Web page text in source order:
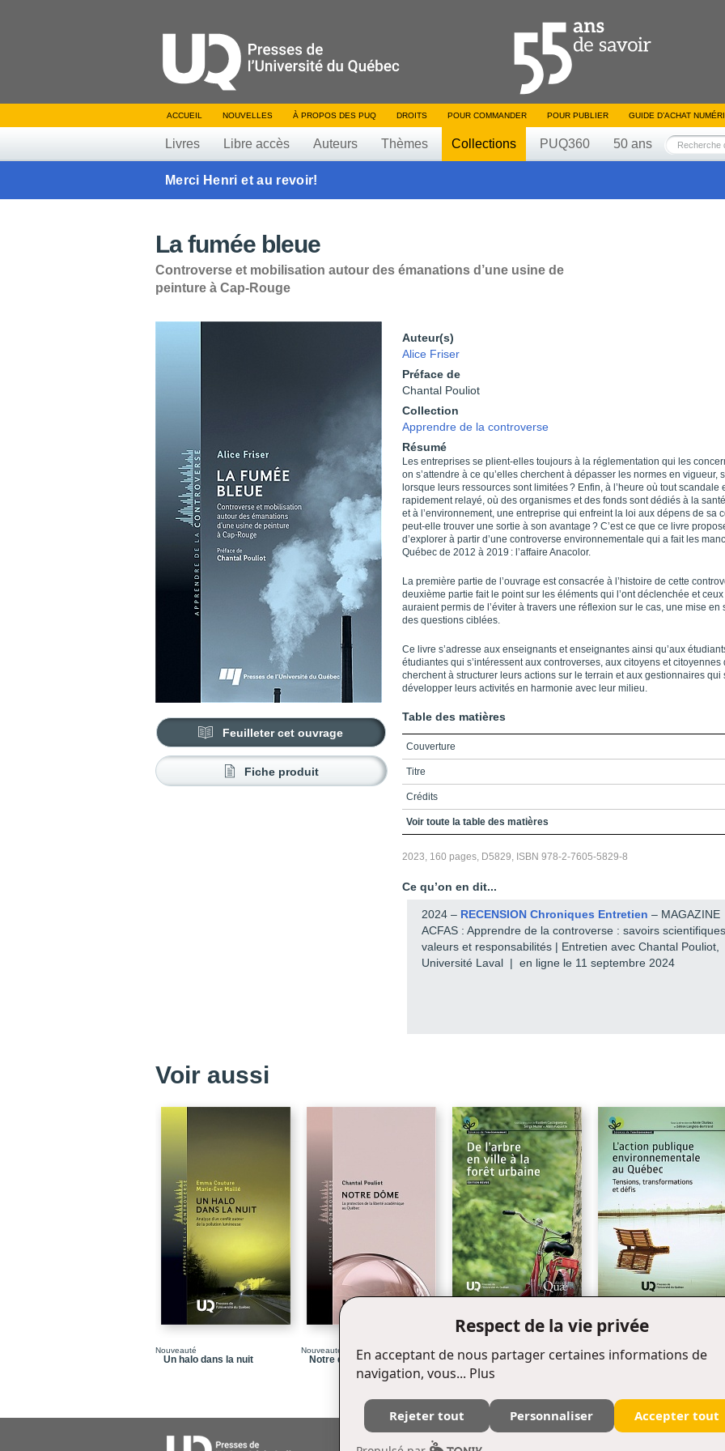
ACCUEIL NOUVELLES À PROPOS DES PUQ DROITS POUR COMMANDER POUR PUBLIER GUIDE D’ACHAT
Livres Libre accès Auteurs Thèmes Collections PUQ360 50 ans
Merci Henri et au revoir!
La fumée bleue
Controverse et mobilisation autour des émanations d’une usine de
peinture à Cap-Rouge
Feuilleter cet ouvrage
Fiche produit
Auteur(s)
Alice Friser
Préface de
Chantal Pouliot
Collection
Apprendre de la controverse
Résumé
Les entreprises se plient-elles toujours à la réglementation qui les
on s’attendre à ce qu’elles cherchent à dépasser les normes en vigueur,
lorsque leurs ressources sont limitées ? Enfin, à l’heure où tout scandale
rapidement relayé, où des organismes et des fonds sont dédiés à la
et à l’environnement, une entreprise qui enfreint la loi aux dépens de sa
peut-elle trouver une sortie à son avantage ? C’est ce que ce livre
d’explorer à partir d’une controverse environnementale qui a fait les
Québec de 2012 à 2019 : l’affaire Anacolor.
La première partie de l’ouvrage est consacrée à l’histoire de cette
deuxième partie fait le point sur les éléments qui l’ont déclenchée et ceux
auraient permis de l’éviter à travers une réflexion sur le cas, une mise en
des questions ciblées.
Ce livre s’adresse aux enseignants et enseignantes ainsi qu’aux
étudiantes qui s’intéressent aux controverses, aux citoyens et citoyennes
cherchent à structurer leurs actions sur le terrain et aux gestionnaires qui
développer leurs activités en harmonie avec leur milieu.
Table des matières
Couverture
Titre
Crédits
Préface
Table des matières
Liste des encadrés et figures
Chronologie
Conversation avec Pierre A. Bélanger et Louis Beaupré
PARTIE B / APPRENTISSAGES
Réflexion sur le cas
Mise en situation
Questions ciblées
Solutionnaire
Bibliographie
Quatrième de couverture
Voir toute la table des matières
2023, 160 pages, D5829, ISBN 978-2-7605-5829-8
Ce qu’on en dit...
2024 – RECENSION Chroniques Entretien – MAGAZINE
ACFAS : Apprendre de la controverse : savoirs scientifiques,
valeurs et responsabilités | Entretien avec Chantal Pouliot,
Université Laval | en ligne le 11 septembre 2024
Voir aussi
Nouveauté
Un halo dans la nuit
Nouveauté
Notre dôme
Nouveauté/Libre accès
De l'arbre en ville à la forêt
Nouveauté
Québec
Édifice Fleurie, 480, de La Chapelle, bureau F015, Québec (Québec) Canada G1K 0B6
Respect de la vie privée
En acceptant de nous partager certaines informations de
navigation, vous... Plus
Rejeter tout Personnaliser Accepter tout